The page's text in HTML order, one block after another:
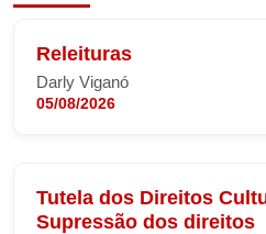
Releituras
Darly Viganó
05/08/2026
Tutela dos Direitos
Supressão dos direitos